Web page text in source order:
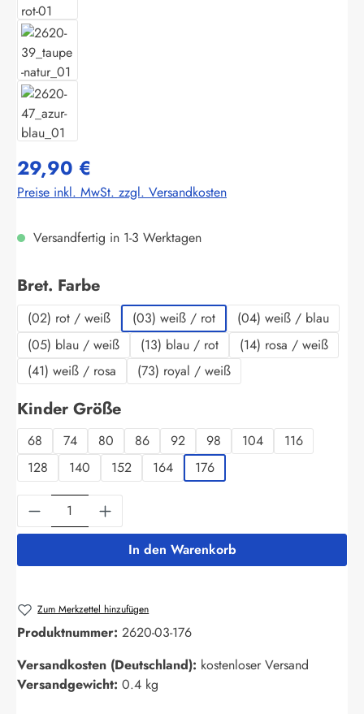
29,90 €
Preise inkl. MwSt. zzgl. Versandkosten
Versandfertig in 1-3 Werktagen
Bret. Farbeauswählen
(02) rot / weiß (03) weiß / rot
(04) weiß / blau
(05) blau / weiß
(13) blau / rot
(14) rosa / weiß
(41) weiß / rosa
(73) royal / weiß
Kinder Größeauswählen
68 74 80 86 92 98 104
116
128
140 152 164 176
Produkt Anzahl: Gib den gewünschten
In den Warenkorb
Zum Merkzettel hinzufügen
Produktnummer: 2620-03-176
Versandkosten (Deutschland): kostenloser Versand
Versandgewicht: 0.4 kg